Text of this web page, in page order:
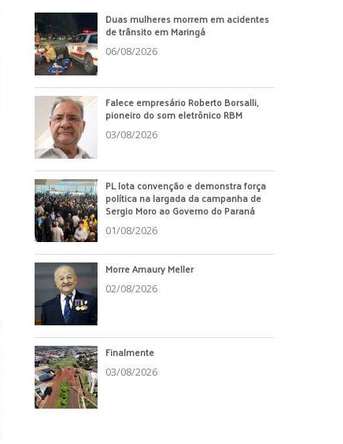
Duas mulheres morrem em acidentes
de trânsito em Maringá
06/08/2026
Falece empresário Roberto Borsalli,
pioneiro do som eletrônico RBM
03/08/2026
PL lota convenção e demonstra força
política na largada da campanha de
Sergio Moro ao Governo do Paraná
01/08/2026
Morre Amaury Meller
02/08/2026
Finalmente
03/08/2026